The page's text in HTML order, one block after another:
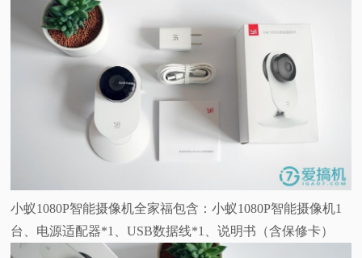
小蚁1080P智能摄像机全家福包含：小蚁1080P智能摄像机1
台、电源适配器*1、USB数据线*1、说明书（含保修卡）